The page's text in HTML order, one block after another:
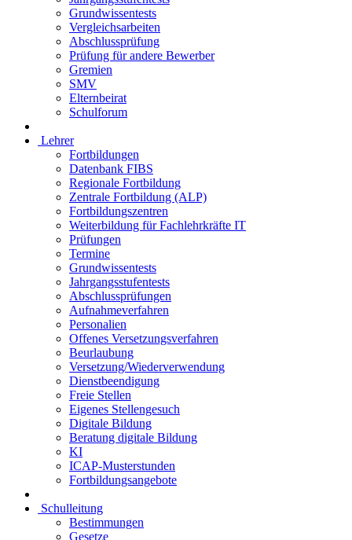
Grundwissentests
Vergleichsarbeiten
Abschlussprüfung
Prüfung für andere Bewerber
Gremien
SMV
Elternbeirat
Schulforum
Lehrer
Fortbildungen
Datenbank FIBS
Regionale Fortbildung
Zentrale Fortbildung (ALP)
Fortbildungszentren
Weiterbildung für Fachlehrkräfte IT
Prüfungen
Termine
Grundwissentests
Jahrgangsstufentests
Abschlussprüfungen
Aufnahmeverfahren
Personalien
Offenes Versetzungsverfahren
Beurlaubung
Versetzung/Wiederverwendung
Dienstbeendigung
Freie Stellen
Eigenes Stellengesuch
Digitale Bildung
Beratung digitale Bildung
KI
ICAP-Musterstunden
Fortbildungsangebote
Schulleitung
Bestimmungen
Gesetze